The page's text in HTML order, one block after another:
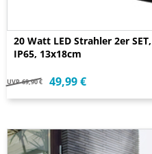
20 Watt LED Strahler 2er
IP65, 13x18cm
UVP 69,90 € 49,99 €